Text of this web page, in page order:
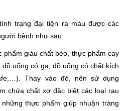
trạng đại tiện ra máu được các
bệnh như sau:
phẩm giàu chất béo, thực phẩm cay
uống có ga, đồ uống có chất kích
Thay vào đó, nên sử dụng
chứa chất xơ đặc biệt các loại rau
thực phẩm giúp nhuận tràng